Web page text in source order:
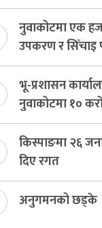
नुवाकोटमा एक
उपकरण र सिँचाइ
निर्माण
भू-प्रशासन
नुवाकोटमा १०
राजस्व संकलन,
बेरुजु फर्छयौट
किस्पाङमा २६
दिए रगत
अनुगमनको छड्के